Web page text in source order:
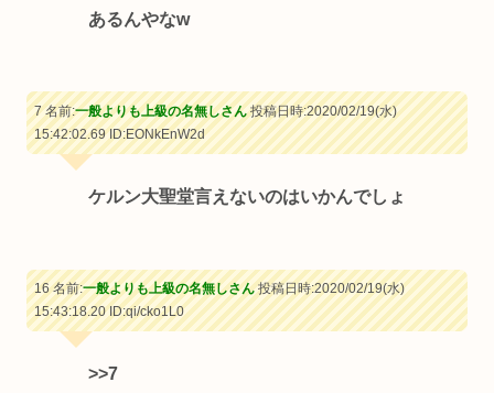
あるんやなw
7 名前:一般よりも上級の名無しさん投稿日時:2020/02/19(水)
15:42:02.69ID:EONkEnW2d
ケルン大聖堂言えないのはいかんでしょ
16 名前:一般よりも上級の名無しさん投稿日時:2020/02/19(水)
15:43:18.20ID:qi/cko1L0
>>7